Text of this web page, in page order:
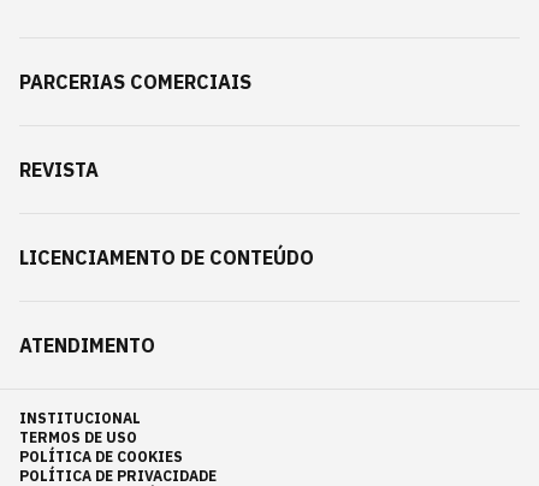
PARCERIAS COMERCIAIS
REVISTA
LICENCIAMENTO DE CONTEÚDO
ATENDIMENTO
INSTITUCIONAL
TERMOS DE USO
POLÍTICA DE COOKIES
POLÍTICA DE PRIVACIDADE